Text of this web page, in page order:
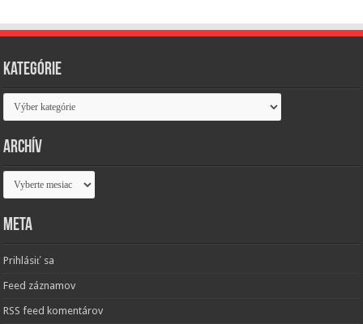
Kategórie
Kategórie
Archív
Archív
Meta
Prihlásiť sa
Feed záznamov
RSS feed komentárov